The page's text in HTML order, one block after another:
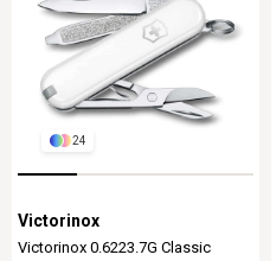
24
Victorinox
Victorinox 0.6223.7G Classic